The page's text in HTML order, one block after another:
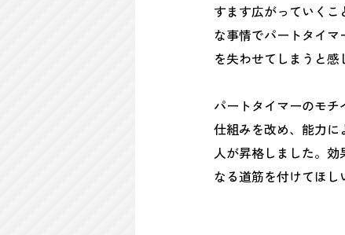
すます広がっていく
な事情でパートタイ
を失わせてしまうと感
パートタイマーのモ
仕組みを改め、能力に
人が昇格しました。
なる道筋を付けてほし